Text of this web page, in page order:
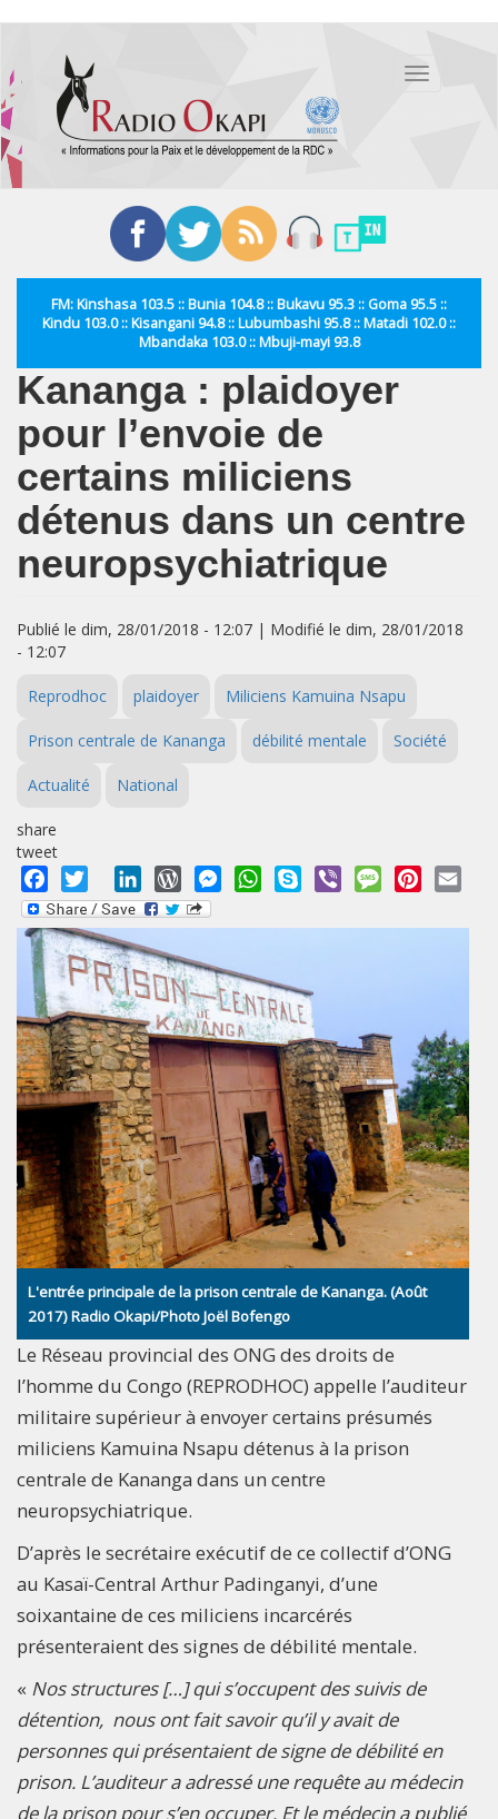
contenu
principal
Toggle
FM: Kinshasa 103.5 :: Bunia 104.8 :: Bukavu 95.3 :: Goma 95.5 ::
Kindu 103.0 :: Kisangani 94.8 :: Lubumbashi 95.8 :: Matadi 102.0 ::
Mbandaka 103.0 :: Mbuji-mayi 93.8
Kananga : plaidoyer
pour l’envoie de
certains miliciens
détenus dans un centre
neuropsychiatrique
Publié le dim, 28/01/2018 - 12:07 | Modifié le dim, 28/01/2018
- 12:07
Reprodhoc plaidoyer Miliciens Kamuina Nsapu
Prison centrale de Kananga débilité mentale Société
Actualité National
share
tweet
Facebook
Twitter LinkedInWordPressMessengerWhatsApp
Skype Viber MessagePinterest
L'entrée principale de la prison centrale de Kananga. (Août
2017) Radio Okapi/Photo Joël Bofengo
Le Réseau provincial des ONG des droits de
l’homme du Congo (REPRODHOC) appelle l’auditeur
militaire supérieur à envoyer certains présumés
miliciens Kamuina Nsapu détenus à la prison
centrale de Kananga dans un centre
neuropsychiatrique.
D’après le secrétaire exécutif de ce collectif d’ONG
au Kasaï-Central Arthur Padinganyi, d’une
soixantaine de ces miliciens incarcérés
présenteraient des signes de débilité mentale.
« Nos structures […] qui s’occupent des suivis de
détention, nous ont fait savoir qu’il y avait de
personnes qui présentaient de signe de débilité en
prison. L’auditeur a adressé une requête au médecin
de la prison pour s’en occuper. Et le médecin a publié